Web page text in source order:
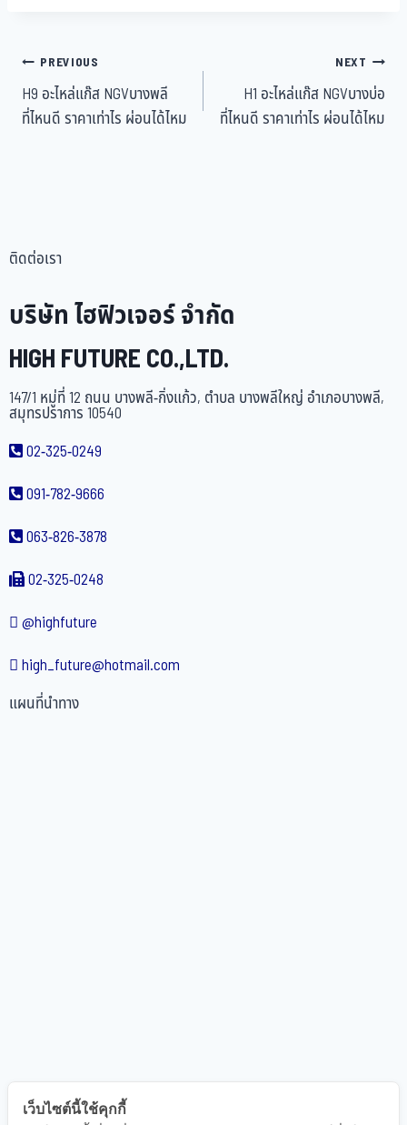
PREVIOUS
H9 อะไหล่แก๊ส NGVบางพลี
ที่ไหนดี ราคาเท่าไร ผ่อนได้ไหม
NEXT
H1 อะไหล่แก๊ส NGVบางบ่อ
ที่ไหนดี ราคาเท่าไร ผ่อนได้ไหม
ติดต่อเรา
บริษัท ไฮฟิวเจอร์ จำกัด
HIGH FUTURE CO.,LTD.
147/1 หมู่ที่ 12 ถนน บางพลี-กิ่งแก้ว, ตำบล บางพลีใหญ่ อำเภอบางพลี,
สมุทรปราการ 10540
02-325-0249
091-782-9666
063-826-3878
02-325-0248
@highfuture
high_future@hotmail.com
แผนที่นำทาง
เว็บไซต์นี้ใช้คุกกี้